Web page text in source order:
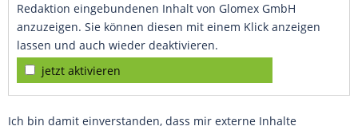
Redaktion eingebundenen Inhalt von Glomex GmbH
anzuzeigen. Sie können diesen mit einem Klick anzeigen
lassen und auch wieder deaktivieren.
jetzt aktivieren
Ich bin damit einverstanden, dass mir externe Inhalte